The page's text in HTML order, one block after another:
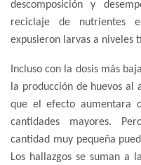
descomposición y
reciclaje de nutrientes
expusieron larvas a niveles
Incluso con la dosis más
la producción de huevos al
que el efecto aumentara
cantidades mayores.
cantidad muy pequeña
Los hallazgos se suman a